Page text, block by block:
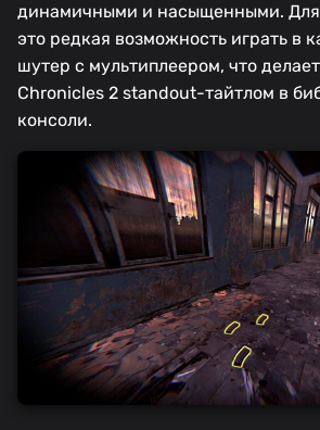
динамичными и насыщенными.
это редкая возможность играть в
шутер с мультиплеером, что
Chronicles 2 standout-тайтлом в
консоли.